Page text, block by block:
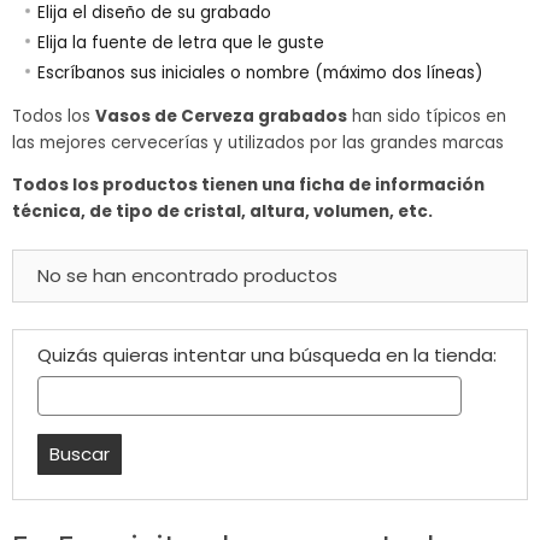
Elija el diseño de su grabado
Elija la fuente de letra que le guste
Escríbanos sus iniciales o nombre (máximo dos líneas)
Todos los Vasos de Cerveza grabados han sido típicos en
las mejores cervecerías y utilizados por las grandes marcas
Todos los productos tienen una ficha de información
técnica, de tipo de cristal, altura, volumen, etc.
No se han encontrado productos
Quizás quieras intentar una búsqueda en la tienda: